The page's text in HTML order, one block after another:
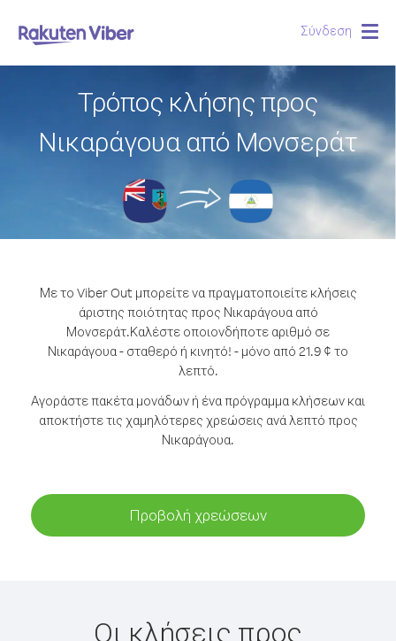
Σύνδεση
Τρόπος κλήσης προς
Νικαράγουα από Μονσεράτ
Με το Viber Out μπορείτε να πραγματοποιείτε κλήσεις
άριστης ποιότητας προς Νικαράγουα από
Μονσεράτ.Καλέστε οποιονδήποτε αριθμό σε
Νικαράγουα - σταθερό ή κινητό! - μόνο από 21.9 ¢ το
λεπτό.
Αγοράστε πακέτα μονάδων ή ένα πρόγραμμα κλήσεων και
αποκτήστε τις χαμηλότερες χρεώσεις ανά λεπτό προς
Νικαράγουα.
Προβολή χρεώσεων
Οι κλήσεις προς